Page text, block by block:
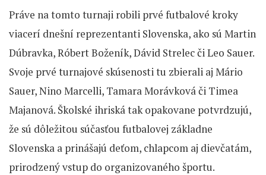
Práve na tomto turnaji robili prvé futbalové kroky
viacerí dnešní reprezentanti Slovenska, ako sú Martin
Dúbravka, Róbert Boženík, Dávid Strelec či Leo Sauer.
Svoje prvé turnajové skúsenosti tu zbierali aj Mário
Sauer, Nino Marcelli, Tamara Morávková či Timea
Majanová. Školské ihriská tak opakovane potvrdzujú,
že sú dôležitou súčasťou futbalovej základne
Slovenska a prinášajú deťom, chlapcom aj dievčatám,
prirodzený vstup do organizovaného športu.